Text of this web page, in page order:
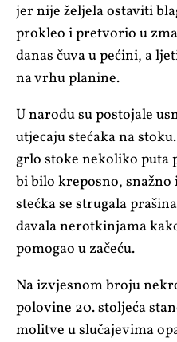
jer nije željela ostaviti
prokleo i pretvorio u
danas čuva u pećini, a
na vrhu planine.
U narodu su postojale
utjecaju stećaka na
grlo stoke nekoliko puta
bi bilo kreposno, snažno
stećka se strugala
davala nerotkinjama
pomogao u začeću.
Na izvjesnom broju
polovine 20. stoljeća
molitve u slučajevima